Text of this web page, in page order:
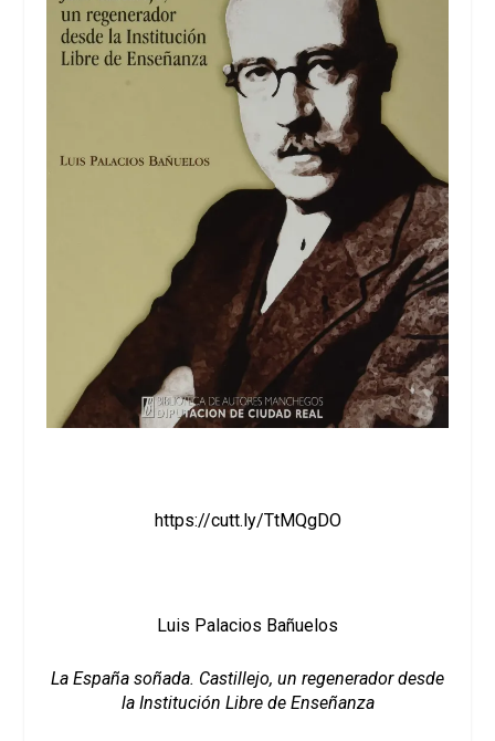
https://cutt.ly/TtMQgDO
Luis Palacios Bañuelos
La España soñada. Castillejo, un regenerador desde
la Institución Libre de Enseñanza